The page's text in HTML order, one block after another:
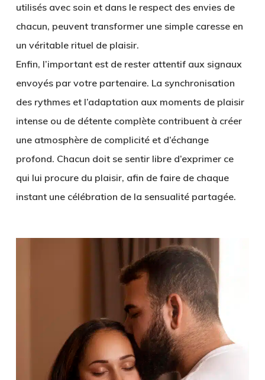
utilisés avec soin et dans le respect des envies de
chacun, peuvent transformer une simple caresse en
un véritable rituel de plaisir.
Enfin, l’important est de rester attentif aux signaux
envoyés par votre partenaire. La synchronisation
des rythmes et l’adaptation aux moments de plaisir
intense ou de détente complète contribuent à créer
une atmosphère de complicité et d’échange
profond. Chacun doit se sentir libre d’exprimer ce
qui lui procure du plaisir, afin de faire de chaque
instant une célébration de la sensualité partagée.